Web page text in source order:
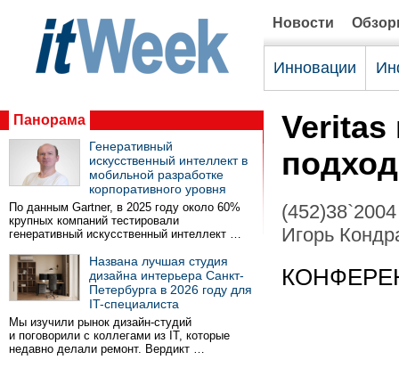
Новости
Инновации
Панорама
Генеративный
искусственный интеллект в
мобильной разработке
корпоративного уровня
По данным Gartner, в 2025 году около 60%
крупных компаний тестировали
генеративный искусственный интеллект …
Названа лучшая студия
дизайна интерьера Санкт-
Петербурга в 2026 году для
IT-специалиста
Мы изучили рынок дизайн-студий
и поговорили с коллегами из IT, которые
недавно делали ремонт. Вердикт …
Veritas
подход
(452)38`2004
Игорь